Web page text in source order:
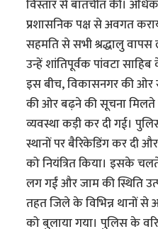
विस्तार से बातचीत की।
प्रशासनिक पक्ष से अवगत
सहमति से सभी श्रद्धालु
उन्हें शांतिपूर्वक पांवटा
इस बीच, विकासनगर की
की ओर बढ़ने की सूचना मिलते
व्यवस्था कड़ी कर दी गई।
स्थानों पर बैरिकेडिंग कर दी
को नियंत्रित किया। इसके
लग गईं और जाम की स्थिति
तहत जिले के विभिन्न थानों से
को बुलाया गया। पुलिस के